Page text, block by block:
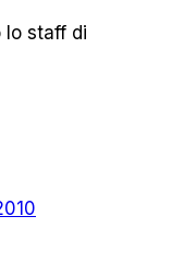
lo staff di